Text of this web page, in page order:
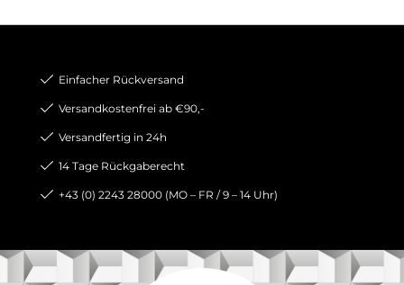
Einfacher Rückversand
Versandkostenfrei ab €90,-
Versandfertig in 24h
14 Tage Rückgaberecht
+43 (0) 2243 28000 (MO – FR / 9 – 14 Uhr)